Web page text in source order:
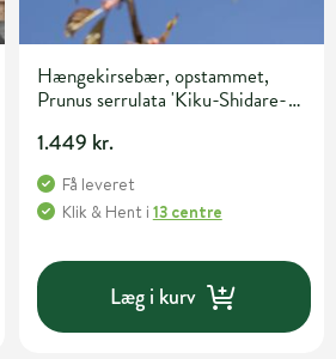
Hængekirsebær, opstammet,
Prunus serrulata 'Kiku-Shidare-
1.449 kr.
Få leveret
Klik & Hent i 13 centre
Læg i kurv